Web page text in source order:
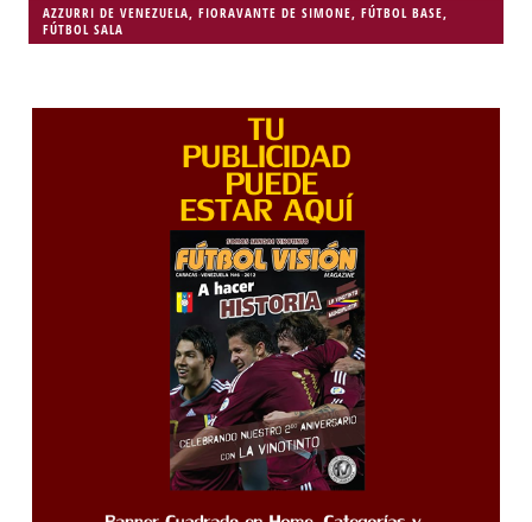
AZZURRI DE VENEZUELA, FIORAVANTE DE SIMONE, FÚTBOL BASE,
FÚTBOL SALA